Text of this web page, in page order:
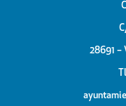
28691 –